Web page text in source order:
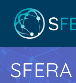
SFERA